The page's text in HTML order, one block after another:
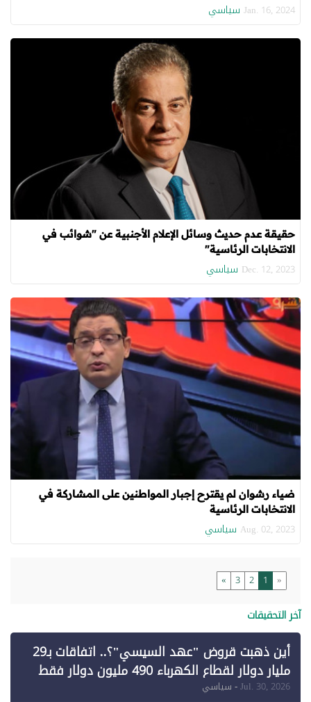
Jan. 16, 2024 سياسي
حقيقة عدم حديث وسائل الإعلام الأجنبية عن "شوائب في
الانتخابات الرئاسية"
Dec. 12, 2023 سياسي
ضياء رشوان لم يقترح إجبار المواطنين على المشاركة في
الانتخابات الرئاسية
Aug. 02, 2023 سياسي
«
1
2
3
»
آخر التحقيقات
أين ذهبت قروض "عهد السيسي"؟.. اتفاقات بـ29
مليار دولار لقطاع الكهرباء 490 مليون دولار فقط
لـ"الطاقة المتجددة" (1)
Jul. 30, 2026- سياسي